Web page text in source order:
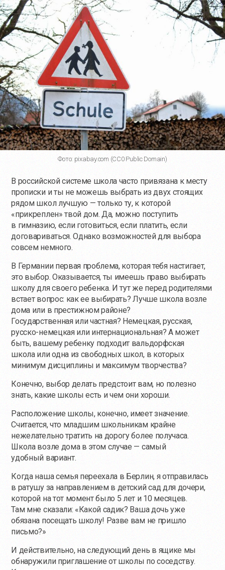
Фото: pixabay.com (CC0 Public Domain)
В российской системе школа часто привязана к месту
прописки и ты не можешь выбрать из двух стоящих
рядом школ лучшую — только ту, к которой
«прикреплен» твой дом. Да, можно поступить
в гимназию, если готовиться, если платить, если
договариваться. Однако возможностей для выбора
совсем немного.
В Германии первая проблема, которая тебя настигает,
это выбор. Оказывается, ты имеешь право выбирать
школу для своего ребенка. И тут же перед родителями
встает вопрос: как ее выбирать? Лучше школа возле
дома или в престижном районе?
Государственная или частная? Немецкая, русская,
русско-немецкая или интернациональная? А может
быть, вашему ребенку подходит вальдорфская
школа или одна из свободных школ, в которых
минимум дисциплины и максимум творчества?
Конечно, выбор делать предстоит вам, но полезно
знать, какие школы есть и чем они хороши.
Расположение школы, конечно, имеет значение.
Считается, что младшим школьникам крайне
нежелательно тратить на дорогу более получаса.
Школа возле дома в этом случае — самый
удобный вариант.
Когда наша семья переехала в Берлин, я отправилась
в ратушу за направлением в детский сад для дочери,
которой на тот момент было 5 лет и 10 месяцев.
Там мне сказали: «Какой садик? Ваша дочь уже
обязана посещать школу! Разве вам не пришло
письмо?»
И действительно, на следующий день в ящике мы
обнаружили приглашение от школы по соседству.